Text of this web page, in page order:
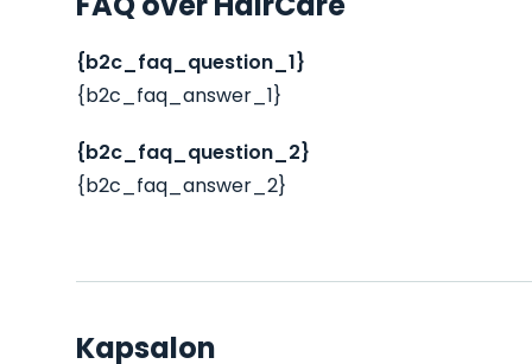
{b2c_faq_question_1}
{b2c_faq_answer_1}
{b2c_faq_question_2}
{b2c_faq_answer_2}
Kapsalon